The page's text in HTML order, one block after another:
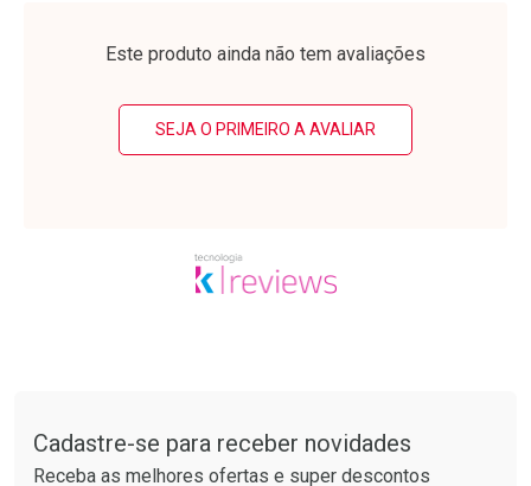
Laboratório
Por R$ 10,39/cada
Por Menos Laboratório
Por R$ 61,55/cada
Por Menos
Este produto ainda não tem avaliações
SEJA O PRIMEIRO A AVALIAR
Cadastre-se para receber novidades
Receba as melhores ofertas e super descontos